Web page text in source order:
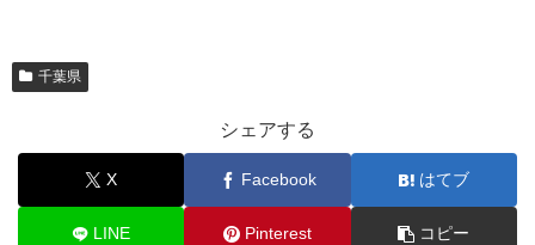
千葉県
シェアする
X Facebook はてブ
LINE Pinterest コピー